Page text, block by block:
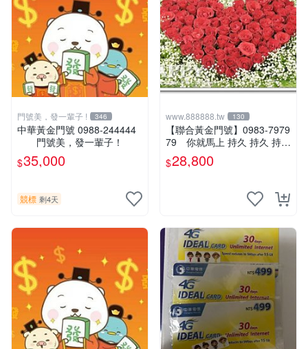
門號美，發一輩子 ! 346
中華黃金門號 0988-244444
門號美，發一輩子！
$35,000
競標 剩4天
www.888888.tw 130
【聯合黃金門號】0983-7979
79 你就馬上 持久 持久 持久
～ (可刷卡！) 83 79 79 79
$28,800